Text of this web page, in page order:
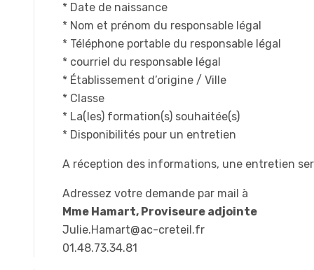
* Date de naissance
* Nom et prénom du responsable légal
* Téléphone portable du responsable légal
* courriel du responsable légal
* Établissement d’origine / Ville
* Classe
* La(les) formation(s) souhaitée(s)
* Disponibilités pour un entretien
A réception des informations, une entretien
Adressez votre demande par mail à
Mme Hamart, Proviseure adjointe
Julie.Hamart@ac-creteil.fr
01.48.73.34.81